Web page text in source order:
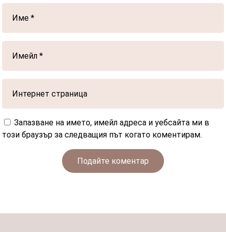
Запазване на името, имейл адреса и уебсайта ми в
този браузър за следващия път когато коментирам.
Подайте коментар